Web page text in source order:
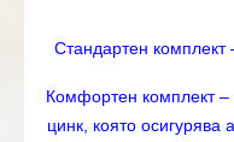
Стандартен
Комфортен комплект –
цинк, която